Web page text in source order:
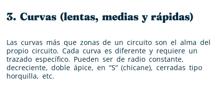
3. Curvas (lentas, medias y rápidas)
Las curvas más que zonas de un circuito son el alma del
propio circuito. Cada curva es diferente y requiere un
trazado específico. Pueden ser de radio constante,
decreciente, doble ápice, en “S” (chicane), cerradas tipo
horquilla, etc.